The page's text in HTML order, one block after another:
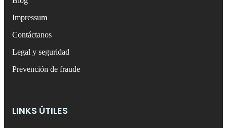
Impressum
Contáctanos
Legal y seguridad
Prevención de fraude
LINKS ÚTILES